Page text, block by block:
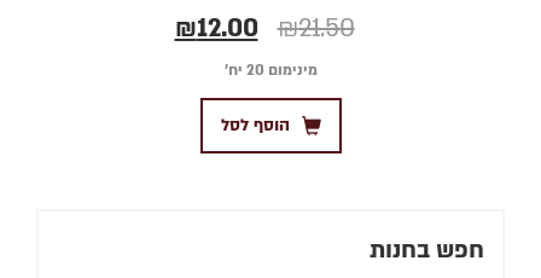
4.00
₪21.50
₪12.00
מינימום 20 יח׳
הוסף לסל
חפש בחנות